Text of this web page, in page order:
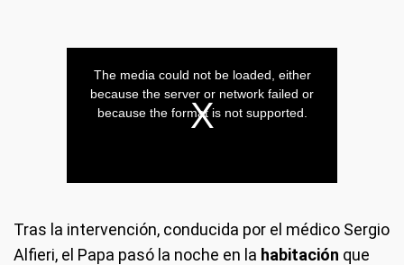
Tras la intervención, conducida por el médico Sergio
Alfieri, el Papa pasó la noche en la habitación que